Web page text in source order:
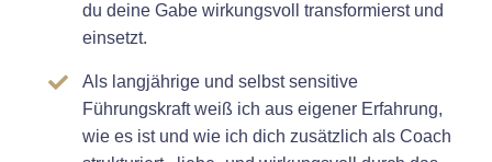
du deine Gabe wirkungsvoll transformierst und
einsetzt.
Als langjährige und selbst sensitive
Führungskraft weiß ich aus eigener Erfahrung,
wie es ist und wie ich dich zusätzlich als Coach